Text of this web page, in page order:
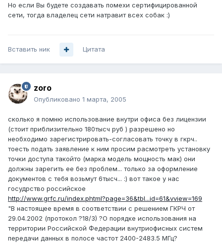
Но если Вы будете создавать помехи сертифицированной
сети, тогда владелец сети натравит всех собак :)
Вставить ник Цитата
zoro
Опубликовано 1 марта, 2005
сколько я помню использование внутри офиса без лицензии
(стоит приблизительно 180тысч руб ) разрешено но
необходимо зарегистрировать-согласовать точку в гкрч..
тоесть подать заявление к ним просим расмотреть установку
точки доступа такойто (марка модель мощность мак) они
должны зарегить ее без проблем... только за оформление
документов с тебя возьмут 6тысч... :) вот такое у нас
госудрство российское
http://www.grfc.ru/index.phtml?page=36&tbl...id=61&vview=169
"В настоящее время в соответствии с решением ГКРЧ от
29.04.2002 (протокол ?18/3) ?О порядке использования на
территории Российской Федерации внутриофисных систем
передачи данных в полосе частот 2400-2483.5 МГц?